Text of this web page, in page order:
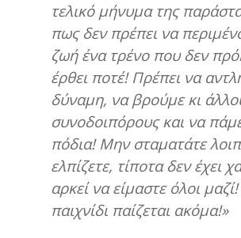
τελικό μήνυμα της
πως δεν πρέπει να
ζωή ένα τρένο που δεν
έρθει ποτέ! Πρέπει να
δύναμη, να βρούμε κι
συνοδοιπόρους και να
πόδια! Μην σταματάτε
ελπίζετε, τίποτα δεν έχει
αρκεί να είμαστε όλοι
παιχνίδι παίζεται ακόμα!»